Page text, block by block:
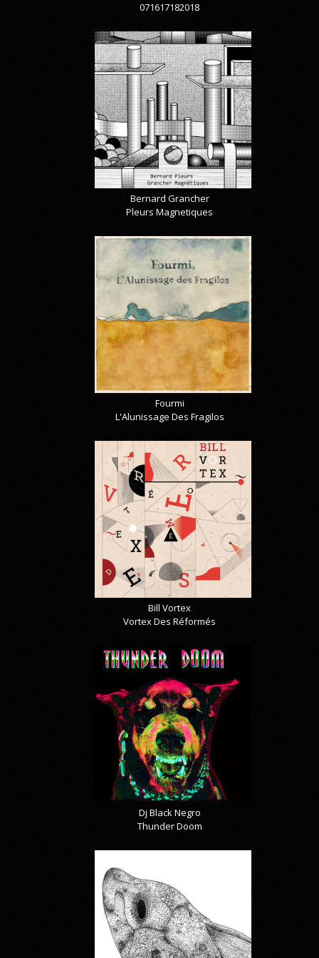
071617182018
Bernard Grancher
Pleurs Magnetiques
Fourmi
L'Alunissage Des Fragilos
Bill Vortex
Vortex Des Réformés
Dj Black Negro
Thunder Doom